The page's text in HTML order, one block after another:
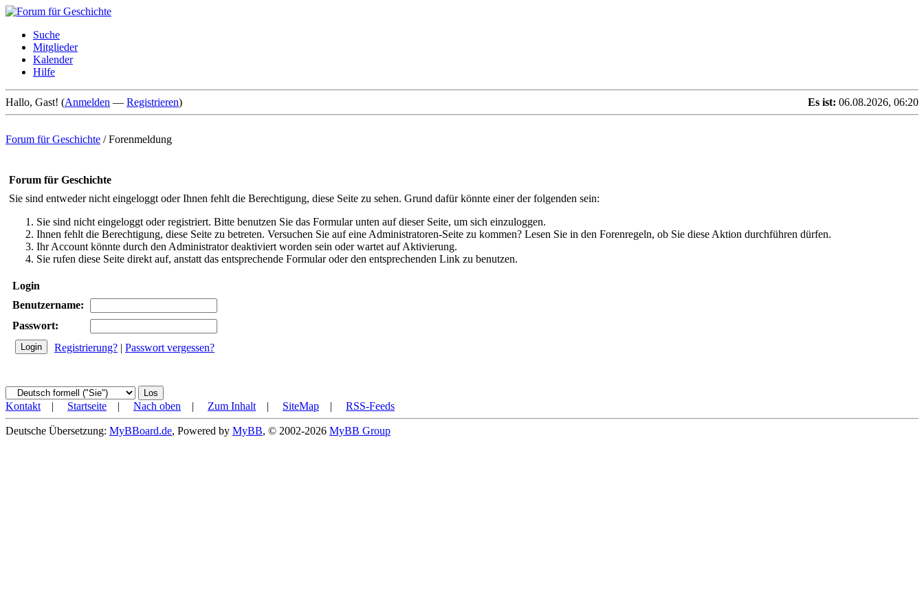
Suche
Mitglieder
Kalender
Hilfe
Es ist: 06.08.2026, 06:20
Hallo, Gast! (Anmelden — Registrieren)
Forum für Geschichte /Forenmeldung
Forum für Geschichte
Sie sind entweder nicht eingeloggt oder Ihnen fehlt die Berechtigung, diese Seite zu sehen. Grund dafür könnte einer der folgenden sein:
Sie sind nicht eingeloggt oder registriert. Bitte benutzen Sie das Formular unten auf dieser Seite, um sich einzuloggen.
Ihnen fehlt die Berechtigung, diese Seite zu betreten. Versuchen Sie auf eine Administratoren-Seite zu kommen? Lesen Sie in den Forenregeln, ob Sie diese Aktion durchführen dürfen.
Ihr Account könnte durch den Administrator deaktiviert worden sein oder wartet auf Aktivierung.
Sie rufen diese Seite direkt auf, anstatt das entsprechende Formular oder den entsprechenden Link zu benutzen.
Login
Benutzername:
Passwort:
Registrierung? | Passwort vergessen?
Kontakt | Startseite | Nach oben | Zum Inhalt | SiteMap | RSS-Feeds
Deutsche Übersetzung: MyBBoard.de, Powered by MyBB, © 2002-2026 MyBB Group